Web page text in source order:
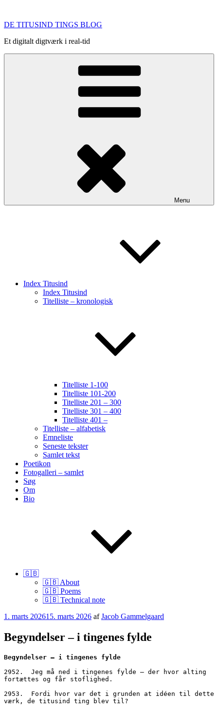
indhold
DE TITUSIND TINGS BLOG
Et digitalt digtværk i real-tid
Menu
Index Titusind
Index Titusind
Titelliste – kronologisk
Titelliste 1-100
Titelliste 101-200
Titelliste 201 – 300
Titelliste 301 – 400
Titelliste 401 –
Titelliste – alfabetisk
Emneliste
Seneste tekster
Samlet tekst
Poetikon
Fotogalleri – samlet
Søg
Om
Bio
🇬🇧
🇬🇧 About
🇬🇧 Poems
🇬🇧 Technical note
Udgivet
1. marts 202615. marts 2026 afJacob Gammelgaard
Begyndelser – i tingenes fylde
Begyndelser – i tingenes fylde
2952.  Jeg må ned i tingenes fylde – der hvor alting
fortættes og får stoflighed.
2953.  Fordi hvor var det i grunden at idéen til dette
værk, de titusind ting blev til?